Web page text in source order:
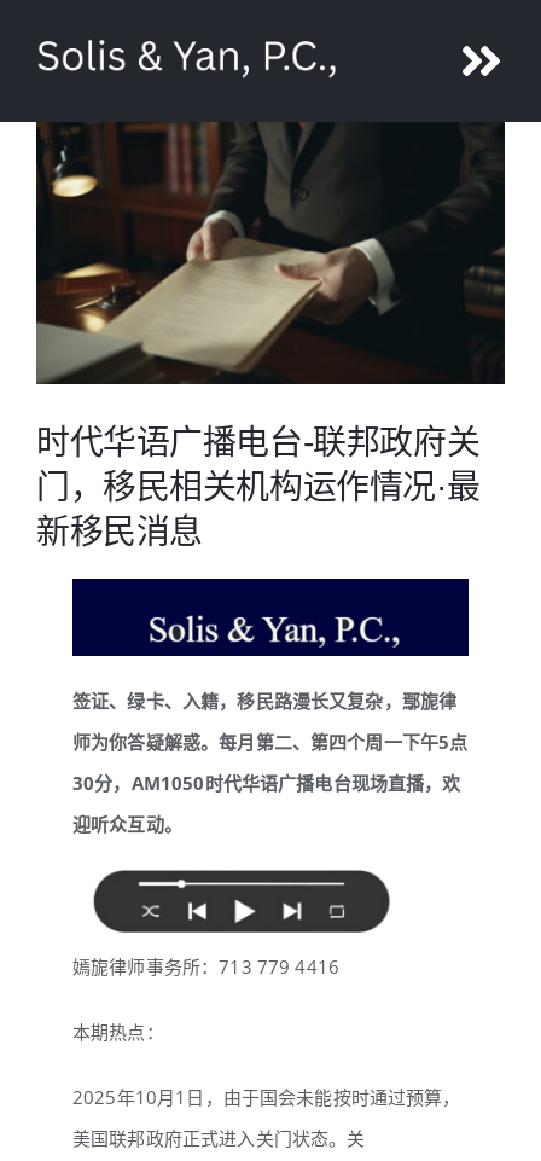
鄢旎
服务
媒体
联系
时代华语广播电台-联邦政府关
门，移民相关机构运作情况·最
新移民消息
签证、绿卡、入籍，移民路漫长又复杂，鄢旎律
师为你答疑解惑。每月第二、第四个周一下午5点
30分，AM1050时代华语广播电台现场直播，欢
迎听众互动。
嫣旎律师事务所：713 779 4416
本期热点：
2025年10月1日，由于国会未能按时通过预算，
美国联邦政府正式进入关门状态。关